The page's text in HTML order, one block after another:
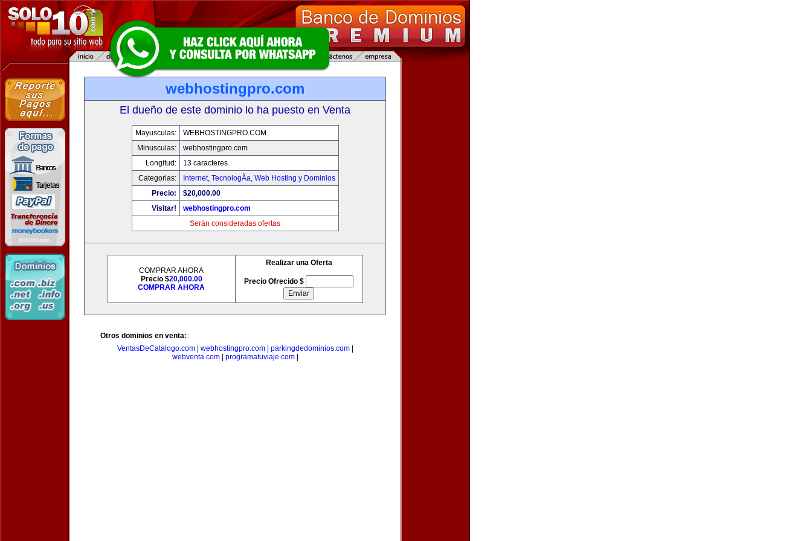
webhostingpro.com
El dueño de este dominio lo ha puesto en Venta
Mayusculas:
WEBHOSTINGPRO.COM
Minusculas:
webhostingpro.com
Longitud:
13 caracteres
Categorias:
Internet, TecnologÃ­a, Web Hosting y Dominios
Precio:
$20,000.00
Visitar!
webhostingpro.com
Serán consideradas ofertas
COMPRAR AHORA
Precio $20,000.00
COMPRAR AHORA
Realizar una Oferta
Precio Ofrecido $
Otros dominios en venta:
VentasDeCatalogo.com| webhostingpro.com| parkingdedominios.com|
webventa.com| programatuviaje.com|